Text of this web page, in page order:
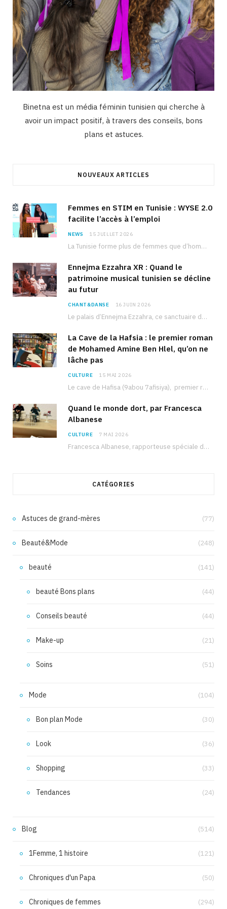
Binetna est un média féminin tunisien qui cherche à
avoir un impact positif, à travers des conseils, bons
plans et astuces.
NOUVEAUX ARTICLES
Femmes en STIM en Tunisie : WYSE 2.0
facilite l’accès à l’emploi
NEWS 15 JUILLET 2026
La Tunisie forme plus de femmes que d’hommes dans les filières scientifiques. Pourtant, pour beaucoup…
Ennejma Ezzahra XR : Quand le
patrimoine musical tunisien se décline
au futur
CHANT&DANSE 16 JUIN 2026
Le palais d’Ennejma Ezzahra, ce sanctuaire de la musique tunisienne et méditerranéenne construit par le…
La Cave de la Hafsia : le premier roman
de Mohamed Amine Ben Hlel, qu’on ne
lâche pas
CULTURE 15 MAI 2026
Le cave de Hafisa (9abou 7afisiya), premier roman du journaliste tunisien Mohamed Amine Ben Hlel,…
Quand le monde dort, par Francesca
Albanese
CULTURE 7 MAI 2026
Francesca Albanese, rapporteuse spéciale de l’ONU sur les territoires palestiniens occupés, était à Tunis pour…
CATÉGORIES
Astuces de grand-mères (77)
Beauté&Mode (248)
beauté (141)
beauté Bons plans (44)
Conseils beauté (44)
Make-up (21)
Soins (51)
Mode (104)
Bon plan Mode (30)
Look (36)
Shopping (33)
Tendances (24)
Blog (514)
1Femme, 1 histoire (121)
Chroniques d'un Papa (50)
Chroniques de femmes (294)